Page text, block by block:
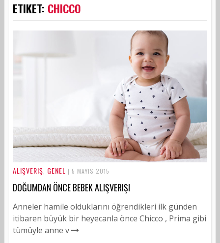
ETIKET: CHICCO
ALIŞVERIŞ, GENEL | 5 MAYIS 2015
DOĞUMDAN ÖNCE BEBEK ALIŞVERIŞI
Anneler hamile olduklarını öğrendikleri ilk günden
itibaren büyük bir heyecanla önce Chicco , Prima gibi
tümüyle anne v